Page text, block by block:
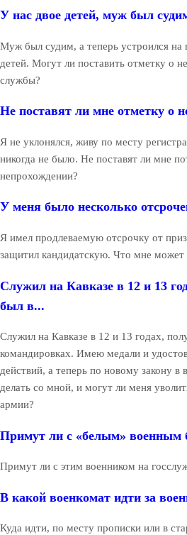
У нас двое детей, муж был
Муж был судим, а теперь устроился на
детей. Могут ли поставить отметку о
службы?
Не поставят ли мне отметку о
Я не уклонялся, живу по месту
никогда не было. Не поставят ли мне
непрохождении?
У меня было несколько
Я имел продлеваемую отсрочку от
защитил кандидатскую. Что мне может
Служил на Кавказе в 12 и 13
был в...
Служил на Кавказе в 12 и 13 годах,
командировках. Имею медали и
действий, а теперь по новому закону в
делать со мной, и могут ли меня
армии?
Примут ли с «белым» военным
Примут ли с этим военником на
В какой военкомат идти за
Куда идти, по месту прописки или в